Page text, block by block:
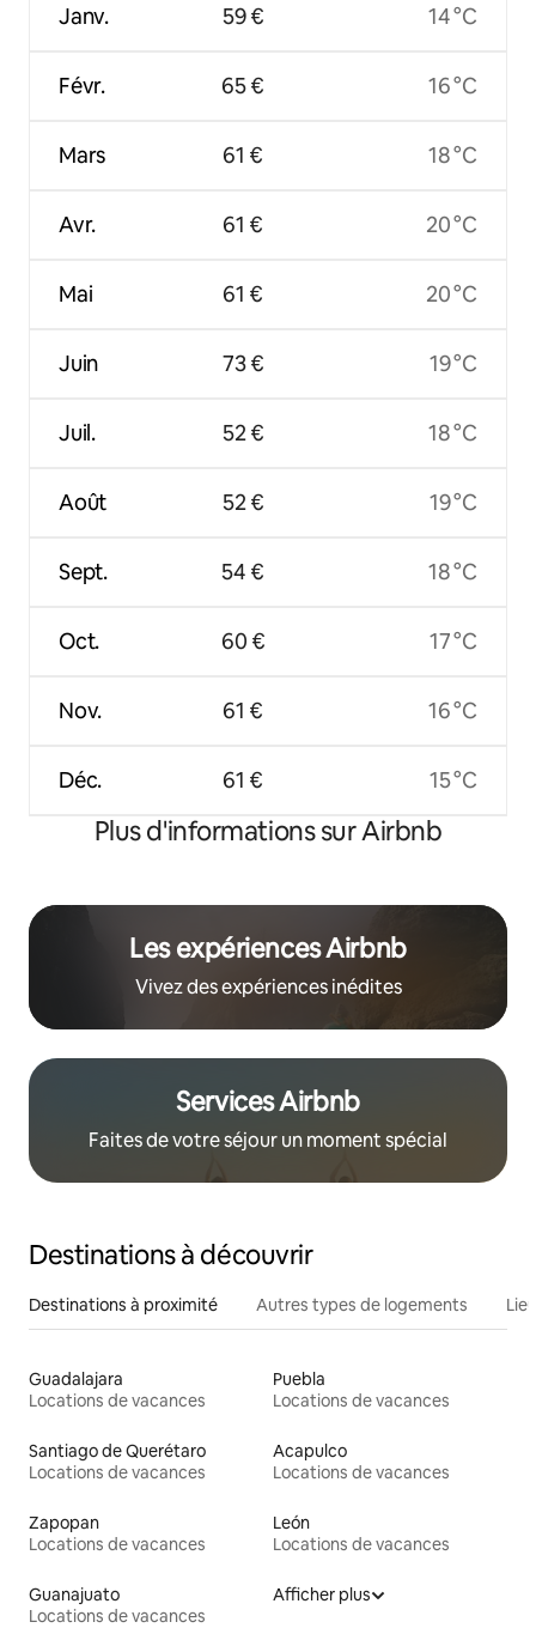
Janv.
Févr.
Mars
Avr.
Mai
Juin
Juil.
Août
Sept.
Oct.
Nov.
Déc.
59 €
65 €
61 €
61 €
61 €
73 €
52 €
52 €
54 €
60 €
61 €
61 €
14 °C
16 °C
18 °C
20 °C
20 °C
19 °C
18 °C
19 °C
18 °C
17 °C
16 °C
15 °C
Plus d'informations sur Airbnb
Les expériences Airbnb
Vivez des expériences inédites
Services Airbnb
Faites de votre séjour un moment spécial
Destinations à découvrir
Destinations à proximité Autres types de logements
Guadalajara
Locations de vacances
Puebla
Locations de vacances
Santiago de Querétaro
Locations de vacances
Acapulco
Locations de vacances
Zapopan
Locations de vacances
León
Locations de vacances
Guanajuato
Locations de vacances
Afficher plus